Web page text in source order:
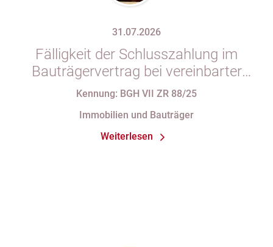
31.07.2026
Fälligkeit der Schlusszahlung im
Bauträgervertrag bei vereinbarter
Zahlung „nach vollständiger
Abnahmeprotokoll festgehaltener
Mängel am Sondereigentum
Kennung: BGH VII ZR 88/25
Immobilien und Bauträger
Weiterlesen